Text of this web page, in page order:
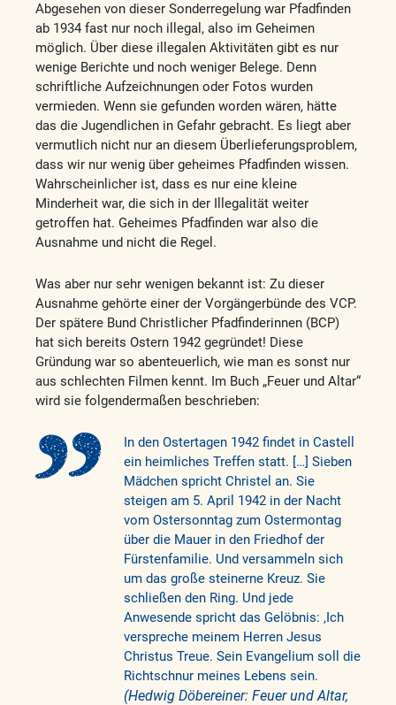
Abgesehen von dieser Sonderregelung war Pfadfinden
ab 1934 fast nur noch illegal, also im Geheimen
möglich. Über diese illegalen Aktivitäten gibt es nur
wenige Berichte und noch weniger Belege. Denn
schriftliche Aufzeichnungen oder Fotos wurden
vermieden. Wenn sie gefunden worden wären, hätte
das die Jugendlichen in Gefahr gebracht. Es liegt aber
vermutlich nicht nur an diesem Überlieferungsproblem,
dass wir nur wenig über geheimes Pfadfinden wissen.
Wahrscheinlicher ist, dass es nur eine kleine
Minderheit war, die sich in der Illegalität weiter
getroffen hat. Geheimes Pfadfinden war also die
Ausnahme und nicht die Regel.
Was aber nur sehr wenigen bekannt ist: Zu dieser
Ausnahme gehörte einer der Vorgängerbünde des VCP.
Der spätere Bund Christlicher Pfadfinderinnen (BCP)
hat sich bereits Ostern 1942 gegründet! Diese
Gründung war so abenteuerlich, wie man es sonst nur
aus schlechten Filmen kennt. Im Buch „Feuer und Altar“
wird sie folgendermaßen beschrieben:
In den Ostertagen 1942 findet in Castell
ein heimliches Treffen statt. […] Sieben
Mädchen spricht Christel an. Sie
steigen am 5. April 1942 in der Nacht
vom Ostersonntag zum Ostermontag
über die Mauer in den Friedhof der
Fürstenfamilie. Und versammeln sich
um das große steinerne Kreuz. Sie
schließen den Ring. Und jede
Anwesende spricht das Gelöbnis: ‚Ich
verspreche meinem Herren Jesus
Christus Treue. Sein Evangelium soll die
Richtschnur meines Lebens sein.
(Hedwig Döbereiner: Feuer und Altar,